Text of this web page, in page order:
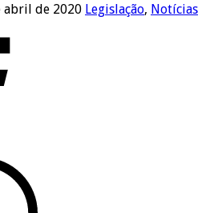
abril de 2020 Legislação, Notícias